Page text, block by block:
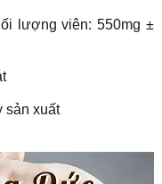
lượng viên: 550mg ±
sản xuất